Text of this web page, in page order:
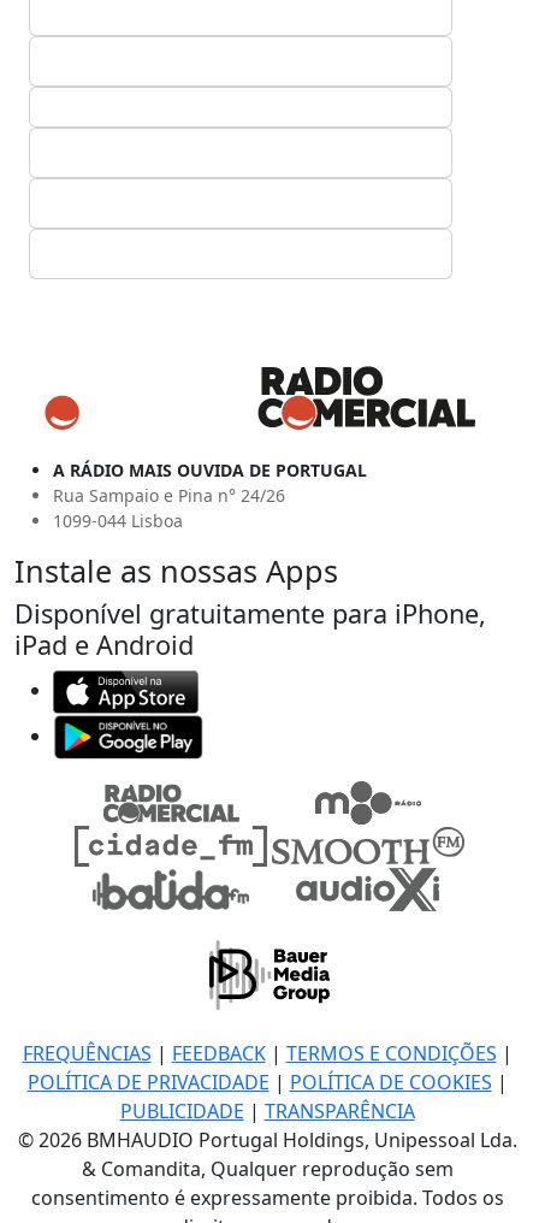
A RÁDIO MAIS OUVIDA DE PORTUGAL
Rua Sampaio e Pina n° 24/26
1099-044 Lisboa
Instale as nossas Apps
Disponível gratuitamente para iPhone,
iPad e Android
FREQUÊNCIAS | FEEDBACK| TERMOS E CONDIÇÕES |
POLÍTICA DE PRIVACIDADE | POLÍTICA DE COOKIES |
PUBLICIDADE | TRANSPARÊNCIA
© 2026 BMHAUDIO Portugal Holdings, Unipessoal Lda.
& Comandita, Qualquer reprodução sem
consentimento é expressamente proibida. Todos os